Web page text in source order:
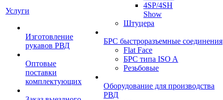
Услуги
Изготовление
рукавов РВД
Оптовые
поставки
комплектующих
4SP/4SH
Show
Штуцера
БРС быстроразъемные соединения
Flat Face
БРС типа ISO A
Резьбовые
Оборудование для производства
РВД